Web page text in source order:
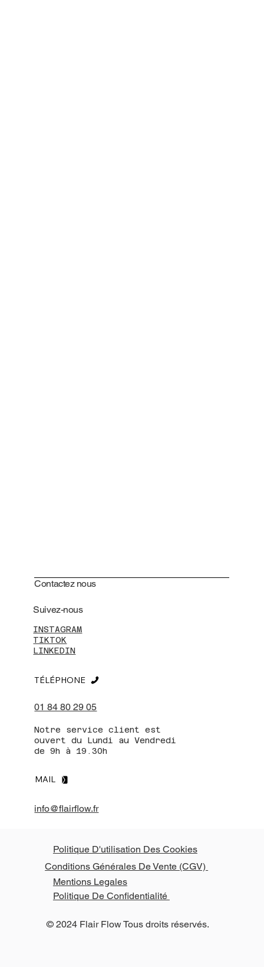
Contactez nous
INSTAGRAM
TIKTOK
LINKEDIN
Suivez-nous
01 84 80 29 05
TÉLÉPHONE
Notre service client est
ouvert du Lundi au Vendredi
de 9h à 19.30h
MAIL
info@flairflow.fr
Politique D'utilisation Des Cookies
Conditions Générales De Vente (CGV)
Mentions Legales
Politique De Confidentialité
© 2024 Flair Flow Tous droits réservés.